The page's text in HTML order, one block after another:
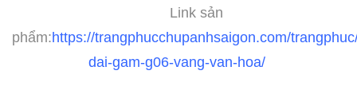
Link sản
phẩm:https://trangphucchupanhsaigon.com/
dai-gam-g06-vang-van-hoa/